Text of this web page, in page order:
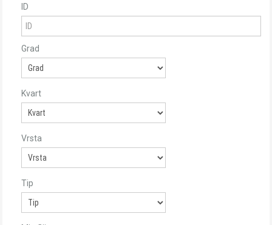
ID
Grad
Kvart
Vrsta
Tip